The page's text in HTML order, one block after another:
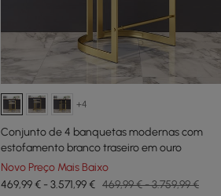
+4
Conjunto de 4 banquetas modernas com
estofamento branco traseiro em ouro
Novo Preço Mais Baixo
469,99 € - 3.571,99 € 469,99 € - 3.759,99 €